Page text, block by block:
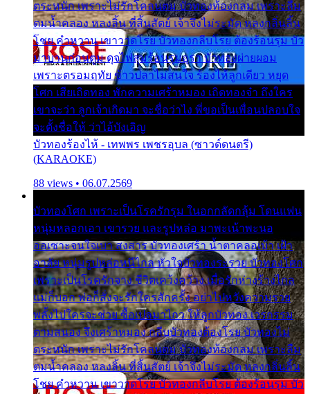
ตระหนัก เพราะไม่รักโคลนตม บัวทองท้องกลม เพราะลืม
ตมน้ำคลอง หลงลิ้น ที่สิ้นสัตย์ เจ้าจึงไม่ระมัด หลงกลิ่นลิ้น
โชย คำหวาน เขาวาดโรย บัวทองกลีบโรย ต้องร้อนรุม บัว
มาบานก่อนตูม ดุจไฟสุมร้อนรุมอุรา บัวทองผ่ายผอม
เพราะตรอมฤทัย ข้าวปลาไม่สนใจ ร้องไห้ลูกเดียว หยุด
โศก เสียเถิดทอง พักความเศร้าหมอง เถิดทองจ๋า ถึงใคร
เขาจะว่า ลูกเจ้าเกิดมา จะชื่อว่าไง พี่ขอเป็นเพื่อนปลอบใจ
จะตั้งชื่อให้ ว่าไอ้บังเอิญ
บัวทองร้องไห้ - เทพพร เพชรอุบล (ซาวด์ดนตรี)
(KARAOKE)
88 views • 06.07.2569
บัวทองโศก เพราะเป็นโรครักรุม ในอกกลัดกลุ้ม โดนแฟน
หนุ่มหลอกเอา เขารวย และรูปหล่อ มาพะเน้าพะนอ
ออเซาะจนใจเบา สงสาร บัวทองเศร้า น้ำตาคลอเบ้า เฝ้า
อาลัย หนุ่มรูปหล่อหนีไกล หัวใจบัวทองระรวย บัวทองโศก
เพราะเป็นโรครักจาง ชีวิตเคว้งคว้าง เมื่อรักห่างร้างไกล
แม่ก็บอก พ่อก็สั่งจะรักใครสักครั้ง อย่าไปหวังความรวย
พลั้งไปใครจะช่วย ซื้อเปลมาไกว ให้ลูกบัวทอง เวรกรรม
ตามสนอง จึงเศร้าหมอง กลีบบัวทองต้องโรย บัวทองไม่
ตระหนัก เพราะไม่รักโคลนตม บัวทองท้องกลม เพราะลืม
ตมน้ำคลอง หลงลิ้น ที่สิ้นสัตย์ เจ้าจึงไม่ระมัด หลงกลิ่นลิ้น
โชย คำหวาน เขาวาดโรย บัวทองกลีบโรย ต้องร้อนรุม บัว